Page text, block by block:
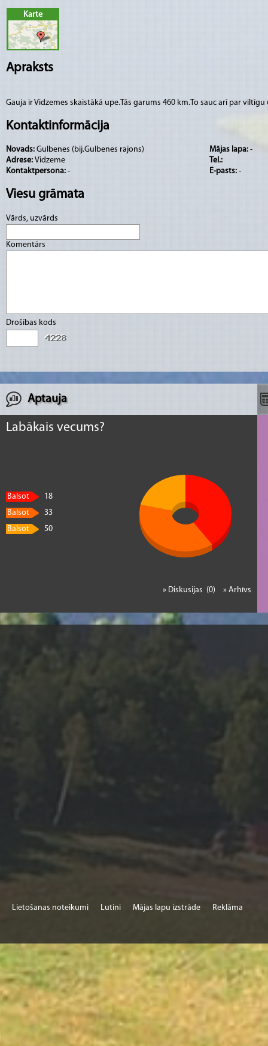
Karte
Apraksts
Gauja ir Vidzemes skaistākā upe.Tās garums 460 km.To sauc arī par viltīgu
Kontaktinformācija
Novads: Gulbenes (bij.Gulbenes rajons)
Adrese: Vidzeme
Kontaktpersona: -
Mājas lapa: -
Tel.:
E-pasts: -
Viesu grāmata
Vārds, uzvārds
Komentārs
Drošības kods
Aptauja
Labākais vecums?
Balsot
18
Balsot
33
Balsot
50
» Arhīvs
» Diskusijas (0)
Lietošanas noteikumi Lutini Mājas lapu izstrāde Reklāma